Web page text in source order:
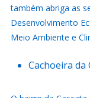
também abriga as
Desenvolvimento
Meio Ambiente e
Cachoeira da